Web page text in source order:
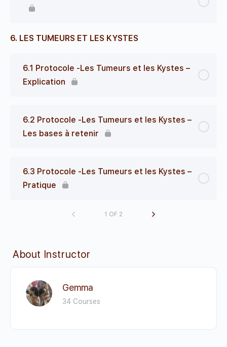
6. LES TUMEURS ET LES KYSTES
6.1 Protocole -Les Tumeurs et les Kystes –
Explication
6.2 Protocole -Les Tumeurs et les Kystes –
Les bases à retenir
6.3 Protocole -Les Tumeurs et les Kystes –
Pratique
1 OF 2
About Instructor
Gemma
34 Courses